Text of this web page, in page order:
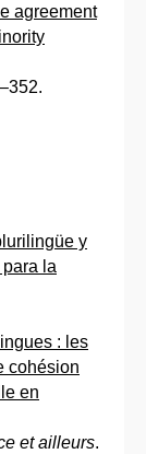
agreement
y
la
: les
cohésion
en
et ailleurs.